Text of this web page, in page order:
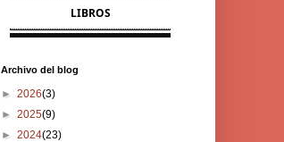
LIBROS
Archivo del blog
► 2026(3)
► 2025(9)
► 2024(23)